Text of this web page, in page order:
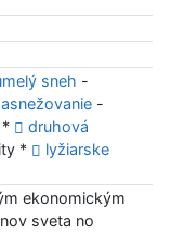
sneh -
-
*
druhová
*
lyžiarske
ekonomickým
sveta no